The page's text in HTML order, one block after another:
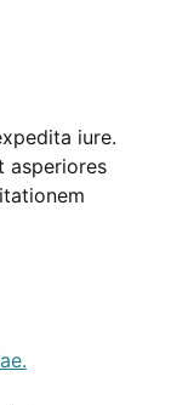
iure.
asperiores